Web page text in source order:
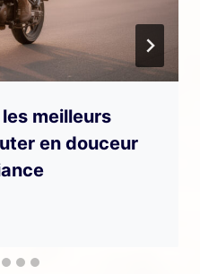
meilleurs
en douceur